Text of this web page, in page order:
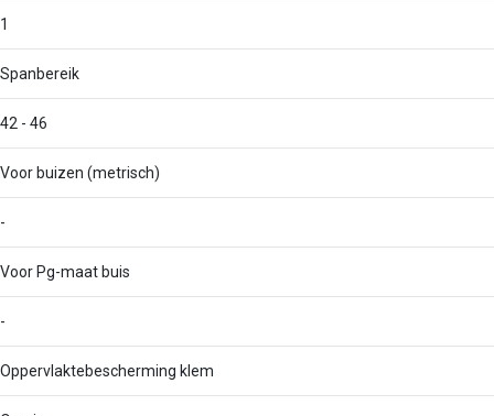
1
Spanbereik
42 - 46
Voor buizen (metrisch)
-
Voor Pg-maat buis
-
Oppervlaktebescherming klem